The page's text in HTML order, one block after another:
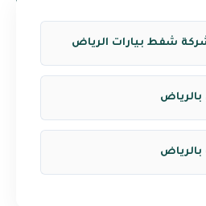
شفط بيارات الرياض